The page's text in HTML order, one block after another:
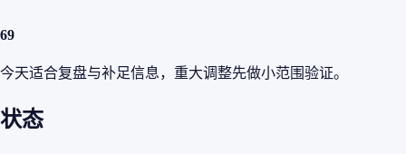
69
今天适合复盘与补足信息，重大调整先做小范围验证。
状态